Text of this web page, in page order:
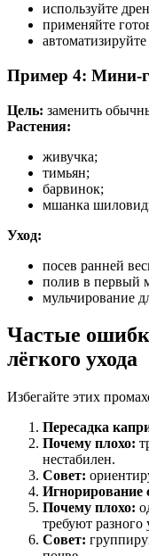
используйте
применяйте
Пример 4: Мини-
Цель: заменить
Растения:
живучка;
тимьян;
барвинок;
мшанка
Уход:
посев ранней
полив в первый
мульчирование
Частые
лёгкого ухода
Избегайте этих
Пересадка
Почему плохо:
нестабилен.
Совет:
Игнорирование
Почему плохо:
требуют разного
Совет: